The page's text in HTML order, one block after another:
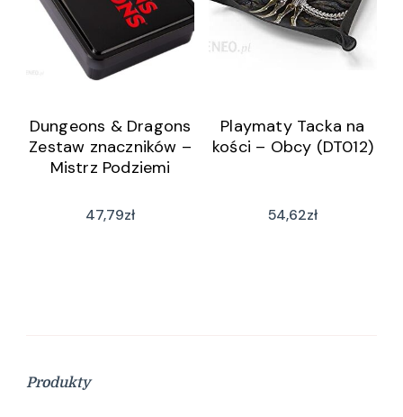
Dungeons & Dragons
Zestaw znaczników –
Mistrz Podziemi
47,79zł
Playmaty Tacka na
kości – Obcy (DT012)
54,62zł
Produkty